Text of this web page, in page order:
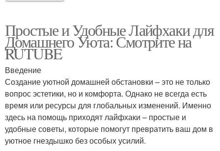
Простые и Удобные Лайфхаки для
Домашнего Уюта: Смотрите на
RUTUBE
Введение
Создание уютной домашней обстановки – это не только
вопрос эстетики, но и комфорта. Однако не всегда есть
время или ресурсы для глобальных изменений. Именно
здесь на помощь приходят лайфхаки – простые и
удобные советы, которые помогут превратить ваш дом в
уютное гнездышко без особых усилий.